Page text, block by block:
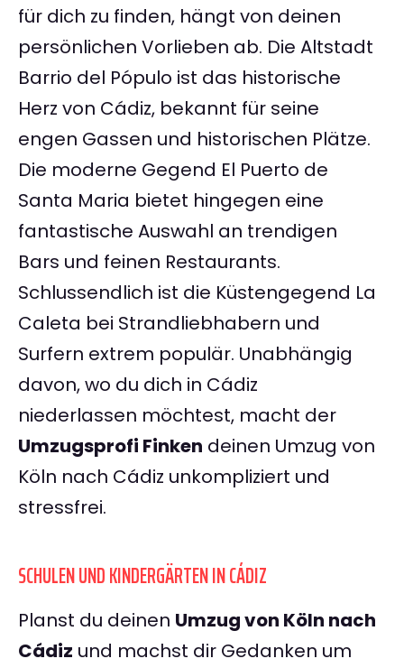
für dich zu finden, hängt von deinen
persönlichen Vorlieben ab. Die Altstadt
Barrio del Pópulo ist das historische
Herz von Cádiz, bekannt für seine
engen Gassen und historischen Plätze.
Die moderne Gegend El Puerto de
Santa Maria bietet hingegen eine
fantastische Auswahl an trendigen
Bars und feinen Restaurants.
Schlussendlich ist die Küstengegend La
Caleta bei Strandliebhabern und
Surfern extrem populär. Unabhängig
davon, wo du dich in Cádiz
niederlassen möchtest, macht der
Umzugsprofi Finken deinen Umzug von
Köln nach Cádiz unkompliziert und
stressfrei.
SCHULEN UND KINDERGÄRTEN IN CÁDIZ
Planst du deinen Umzug von Köln nach
Cádiz und machst dir Gedanken um